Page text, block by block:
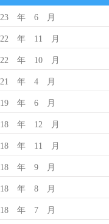
年 6 月
年 11 月
年 10 月
年 4 月
年 6 月
年 12 月
年 11 月
年 9 月
年 8 月
年 7 月